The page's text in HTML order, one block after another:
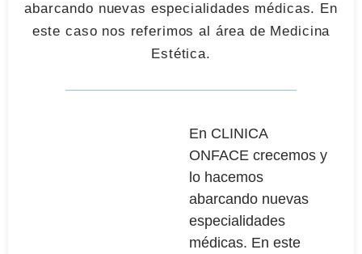
abarcando nuevas especialidades médicas. En
este caso nos referimos al área de Medicina
Estética.
En CLINICA
ONFACE crecemos y
lo hacemos
abarcando nuevas
especialidades
médicas. En este